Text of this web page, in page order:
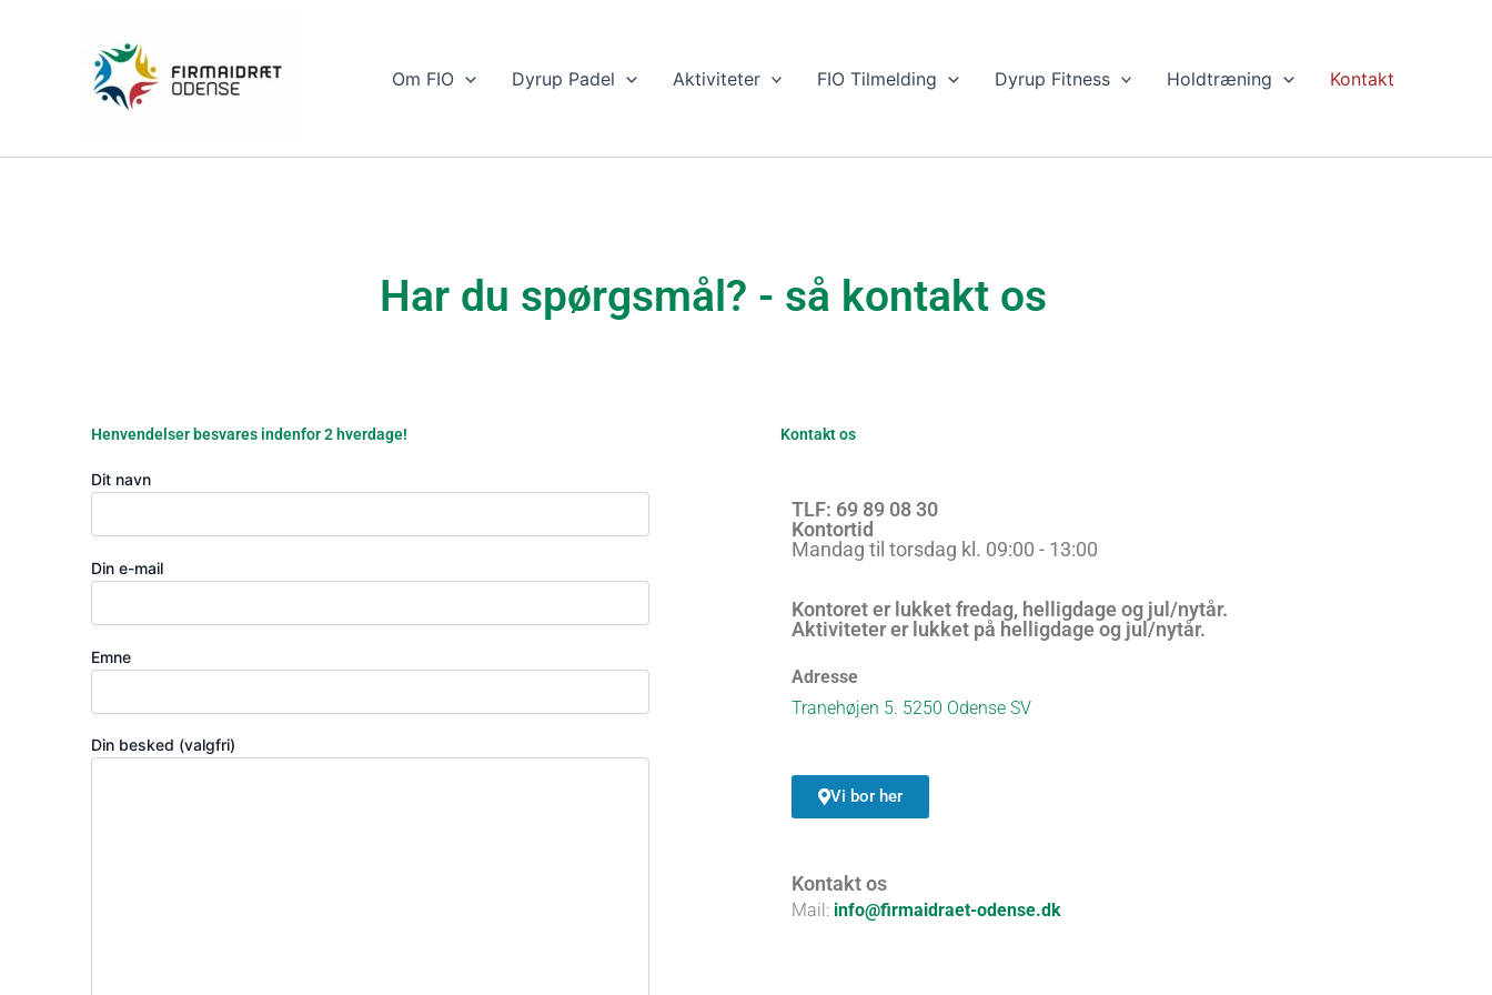
Om FIO Dyrup Padel Aktiviteter FIO Tilmelding Dyrup Fitness Holdtræning Kontakt
Har du spørgsmål? - så kontakt os
Henvendelser besvares indenfor 2 hverdage!
Dit navn
Din e-mail
Emne
Din besked (valgfri)
Kontakt os
TLF: 69 89 08 30
Kontortid
Mandag til torsdag kl. 09:00 - 13:00
Kontoret er lukket fredag, helligdage og jul/nytår.
Aktiviteter er lukket på helligdage og jul/nytår.
Adresse
Tranehøjen 5. 5250 Odense SV
Vi bor her
Kontakt os
Mail: info@firmaidraet-odense.dk